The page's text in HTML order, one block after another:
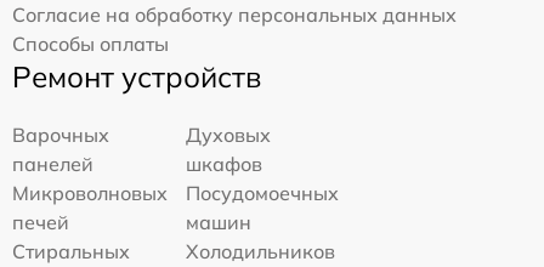
Согласие на обработку персональных данных
Способы оплаты
Ремонт устройств
Варочных
панелей
Духовых
шкафов
Микроволновых
печей
Посудомоечных
машин
Стиральных
Холодильников